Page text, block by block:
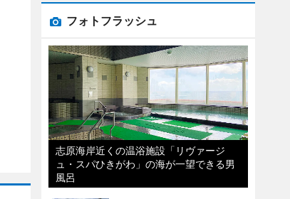
フォトフラッシュ
志原海岸近くの温浴施設「リヴァージ
ュ・スパひきがわ」の海が一望できる男
風呂